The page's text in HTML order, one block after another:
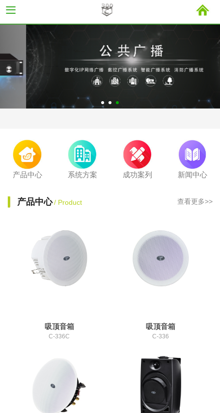
产品中心 系统方案 成功案列 新闻中心
产品中心 / Product 查看更多>>
吸顶音箱
C-336C
吸顶音箱
C-336